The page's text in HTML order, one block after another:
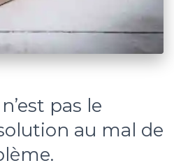
pas le
au mal de